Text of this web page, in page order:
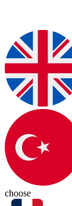
choose